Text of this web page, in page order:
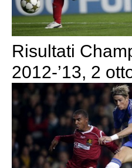
Risultati
2012-’13, 2